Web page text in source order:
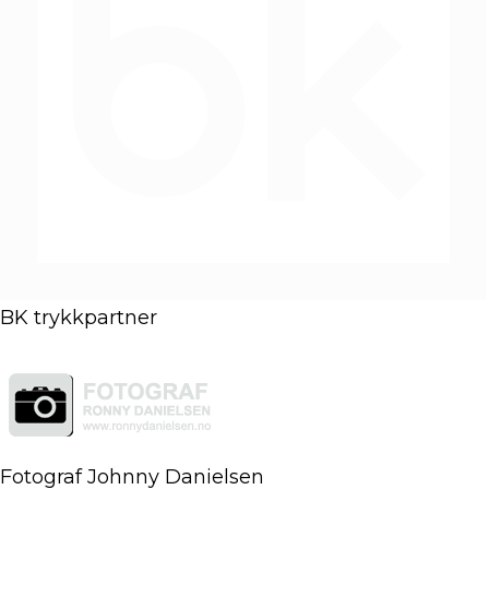
BK trykkpartner
Fotograf Johnny Danielsen